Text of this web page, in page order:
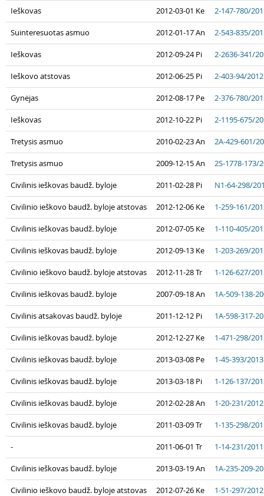
Ieškovas 2012-03-01 Ke 2-147-780/
Suinteresuotas asmuo 2012-01-17 An 2-543-835/
Ieškovas 2012-09-24 Pi 2-2636-341/
Ieškovo atstovas 2012-06-25 Pi 2-403-94/2012
Gynėjas 2012-08-17 Pe 2-376-780/
Ieškovas 2012-10-22 Pi 2-1195-675/
Tretysis asmuo 2010-02-23 An 2A-429-601/
Tretysis asmuo 2009-12-15 An 2S-1778-173/
Civilinis ieškovas baudž. byloje 2011-02-28 Pi N1-64-298/
Civilinio ieškovo baudž. byloje atstovas 2012-12-06 Ke 1-259-161/
Civilinis ieškovas baudž. byloje 2012-07-05 Ke 1-110-405/
Civilinis ieškovas baudž. byloje 2012-09-13 Ke 1-203-269/
Civilinio ieškovo baudž. byloje atstovas 2012-11-28 Tr 1-126-627/
Civilinis ieškovas baudž. byloje 2007-09-18 An 1A-509-138-
Civilinis atsakovas baudž. byloje 2011-12-12 Pi 1A-598-317-
Civilinis ieškovas baudž. byloje 2012-12-27 Ke 1-471-298/
Civilinis ieškovas baudž. byloje 2013-03-08 Pe 1-45-393/2013
Civilinis ieškovas baudž. byloje 2013-03-18 Pi 1-126-137/
Civilinis ieškovas baudž. byloje 2012-02-28 An 1-20-231/2012
Civilinis ieškovas baudž. byloje 2011-03-09 Tr 1-135-298/
- 2011-06-01 Tr 1-14-231/2011
Civilinis ieškovas baudž. byloje 2013-03-19 An 1A-235-209-
Civilinio ieškovo baudž. byloje atstovas 2012-07-26 Ke 1-51-297/2012